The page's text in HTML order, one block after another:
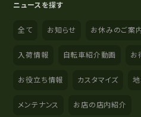
ニュースを探す
全て お知らせ お休みのご案
入荷情報 自転車紹介動画 お
お役立ち情報 カスタマイズ
メンテナンス お店の店内紹介